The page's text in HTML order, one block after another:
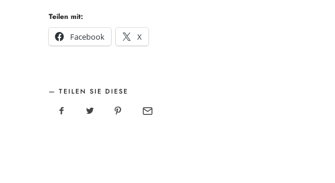
Teilen mit:
Facebook
X
TEILEN SIE DIESE